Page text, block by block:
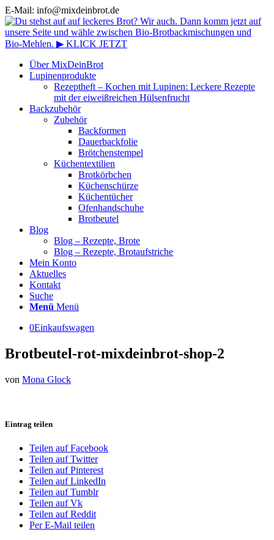
E-Mail: info@mixdeinbrot.de
Über MixDeinBrot
Lupinenprodukte
Rezeptheft – Kochen mit Lupinen: Leckere Rezepte
mit der eiweißreichen Hülsenfrucht
Backzubehör
Zubehör
Backformen
Dauerbackfolie
Brötchenstempel
Küchentextilien
Brotkörbchen
Küchenschürze
Küchentücher
Ofenhandschuhe
Brotbeutel
Blog
Blog – Rezepte, Brote
Blog – Rezepte, Brotaufstriche
Mein Konto
Aktuelles
Kontakt
Suche
Menü Menü
0Einkaufswagen
Brotbeutel-rot-mixdeinbrot-shop-2
von Mona Glock
Eintrag teilen
Teilen auf Facebook
Teilen auf Twitter
Teilen auf Pinterest
Teilen auf LinkedIn
Teilen auf Tumblr
Teilen auf Vk
Teilen auf Reddit
Per E-Mail teilen